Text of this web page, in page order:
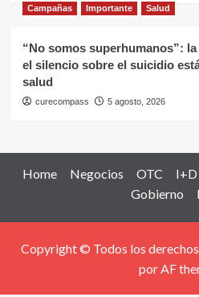
Campañas Importante Salud
“No somos superhumanos”:
el silencio sobre el suicidio
salud
curecompass 5 agosto, 2026
Home Negocios OTC I+D
Gobierno
Copyright © Todos los
por AF